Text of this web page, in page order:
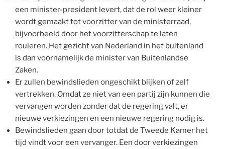
een minister-president levert, dat de rol weer kleiner
wordt gemaakt tot voorzitter van de ministerraad,
bijvoorbeeld door het voorzitterschap te laten
rouleren. Het gezicht van Nederland in het buitenland
is dan voornamelijk de minister van Buitenlandse
Zaken.
Er zullen bewindslieden ongeschikt blijken of zelf
vertrekken. Omdat ze niet van een partij zijn kunnen die
vervangen worden zonder dat de regering valt, er
nieuwe verkiezingen en een nieuwe regering nodig is.
Bewindslieden gaan door totdat de Tweede Kamer het
tijd vindt voor een vervanger. Een door verkiezingen